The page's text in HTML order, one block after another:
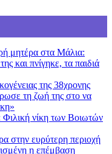
μητέρα στα Μάλια:
και πνίγηκε, τα παιδιά
της 38χρονης
τη ζωή της στο να
νίκη των Βοιωτών
στην ευρύτερη περιοχή
η επέμβαση